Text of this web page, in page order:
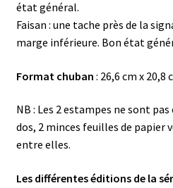
état général.
Faisan : une tache près de la
marge inférieure. Bon état
Format chuban : 26,6 cm x 20,8
NB : Les 2 estampes ne sont
dos, 2 minces feuilles de papier
entre elles.
Les différentes éditions de la